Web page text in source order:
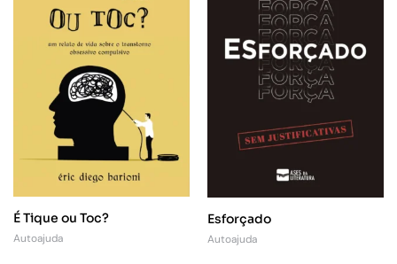
É Tique ou Toc?
Autoajuda
Esforçado
Autoajuda